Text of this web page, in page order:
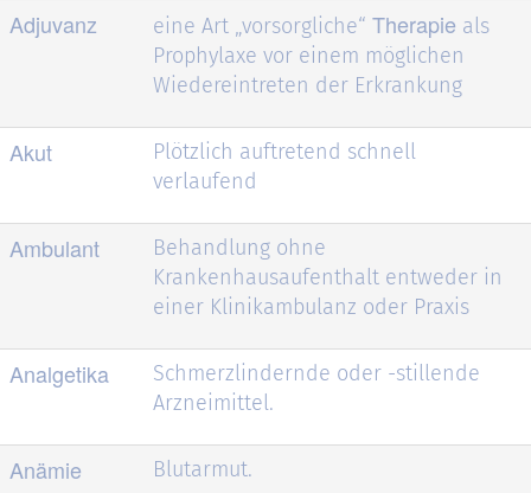
Adjuvanz eine Art „vorsorgliche“ Therapie als
Prophylaxe vor einem möglichen
Wiedereintreten der Erkrankung
Akut
Plötzlich auftretend schnell
verlaufend
Ambulant
Behandlung ohne
Krankenhausaufenthalt entweder in
einer Klinikambulanz oder Praxis
Analgetika
Schmerzlindernde oder -stillende
Arzneimittel.
Anämie Blutarmut.